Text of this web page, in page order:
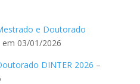
e Doutorado
03/01/2026
DINTER 2026 –